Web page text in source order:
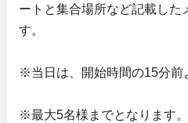
ートと集合場所など記載した
す。
※当日は、開始時間の15分前
※最大5名様までとなります